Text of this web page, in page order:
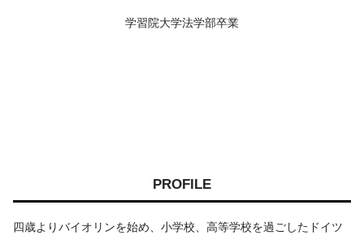
学習院大学法学部卒業
PROFILE
四歳よりバイオリンを始め、小学校、高等学校を過ごしたドイツ